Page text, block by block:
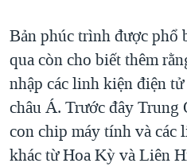
BÊN KIA QUỐC LỘ: TIẾNG
QUAN HỆ VIỆT MỸ
Bản phúc trình được phổ
qua còn cho biết thêm
nhập các linh kiện điện
châu Á. Trước đây Trung
con chip máy tính và các
khác từ Hoa Kỳ và Liên